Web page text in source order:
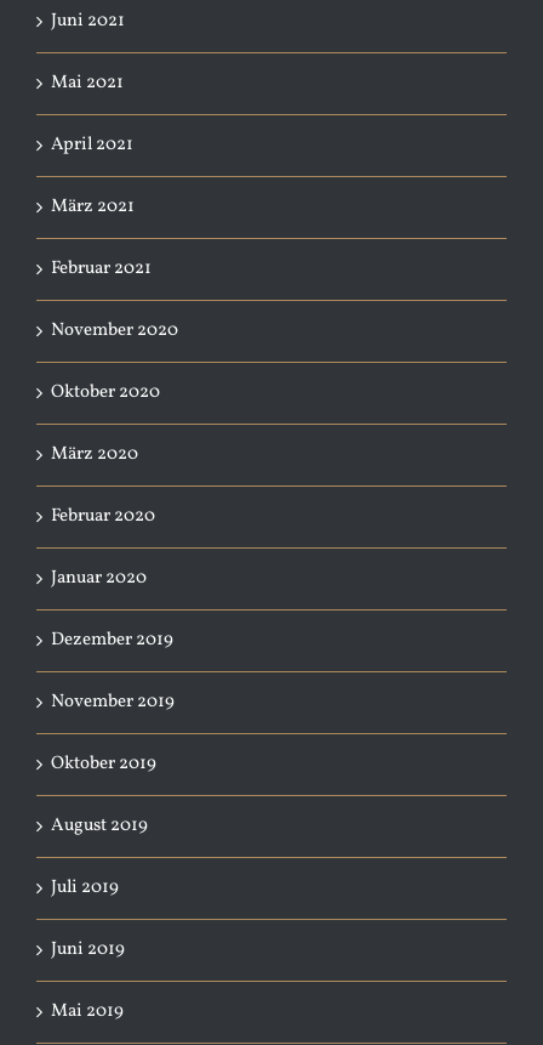
Juni 2021
Mai 2021
April 2021
März 2021
Februar 2021
November 2020
Oktober 2020
März 2020
Februar 2020
Januar 2020
Dezember 2019
November 2019
Oktober 2019
August 2019
Juli 2019
Juni 2019
Mai 2019